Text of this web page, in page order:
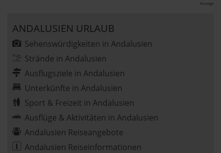
Anzeige
ANDALUSIEN URLAUB
Sehenswürdigkeiten in Andalusien
Strände in Andalusien
Ausflugsziele in Andalusien
Unterkünfte in Andalusien
Sport & Freizeit in Andalusien
Ausflüge & Aktivitäten in Andalusien
Andalusien Reiseangebote
Andalusien Reiseinformationen